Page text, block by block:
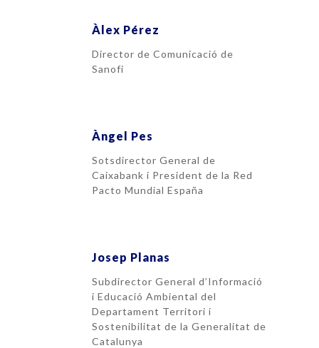
Àlex Pérez
Director de Comunicació de
Sanofi
Àngel Pes
Sotsdirector General de
Caixabank i President de la Red
Pacto Mundial España
Josep Planas
Subdirector General d’Informació
i Educació Ambiental del
Departament Territori i
Sostenibilitat de la Generalitat de
Catalunya